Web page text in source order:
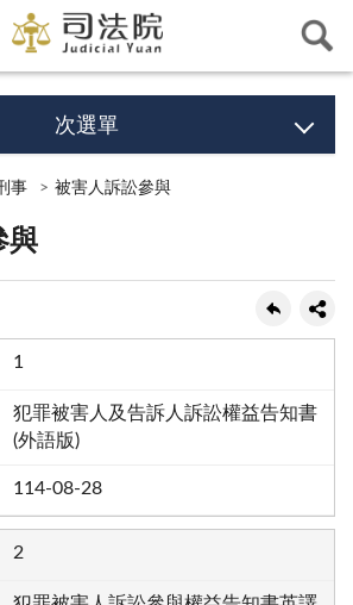
次選單
事 被害人訴訟參與
與
1
犯罪被害人及告訴人訴訟權益告知書
(外語版)
114-08-28
2